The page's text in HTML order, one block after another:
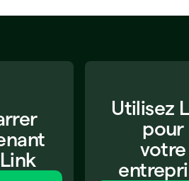
Utilisez
pour
votre